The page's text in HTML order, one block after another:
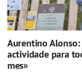
Aurentino
actividade para
mes»